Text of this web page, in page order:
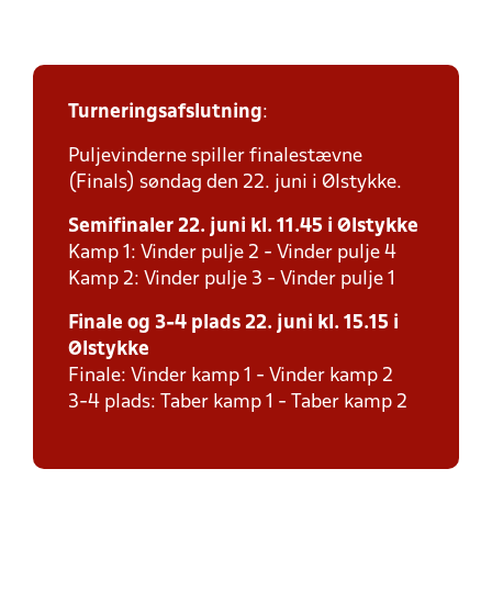
Turneringsafslutning:
Puljevinderne spiller finalestævne
(Finals) søndag den 22. juni i Ølstykke.
Semifinaler 22. juni kl. 11.45 i Ølstykke
Kamp 1: Vinder pulje 2 - Vinder pulje 4
Kamp 2: Vinder pulje 3 - Vinder pulje 1
Finale og 3-4 plads 22. juni kl. 15.15 i
Ølstykke
Finale: Vinder kamp 1 - Vinder kamp 2
3-4 plads: Taber kamp 1 - Taber kamp 2